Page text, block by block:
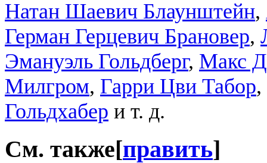
Натан Шаевич Блаунштейн,
Герман Герцевич Брановер,
Эмануэль Гольдберг, Макс
Милгром, Гарри Цви Табор,
Гольдхабер и т. д.
См. также[править]